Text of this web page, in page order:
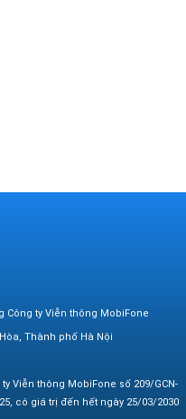
Công ty Viễn thông MobiFone
Thành phố Hà Nội
Viễn thông MobiFone số 209/GCN-
có giá trị đến hết ngày 25/03/2030